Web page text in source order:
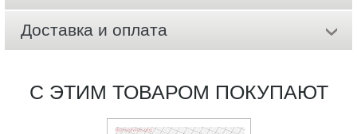
Доставка и оплата
С ЭТИМ ТОВАРОМ ПОКУПАЮТ